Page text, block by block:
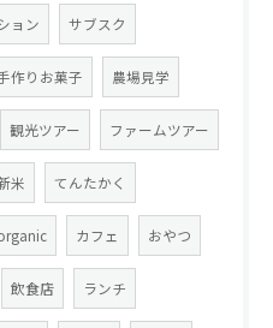
ョン サブスク
作りお菓子 農場見学
観光ツアー ファームツアー
米 てんたかく
カフェ おやつ
飲食店 ランチ